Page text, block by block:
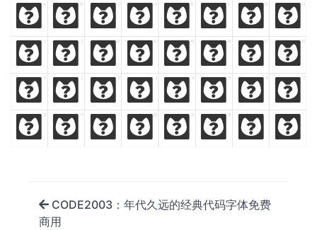
A
A B
B C
C D
D E
E F
F G
G H
H
I J
J K
K L M
M N
N O
O P
P
0
0 1
1 2
2 3
3 4
4 5
5 6
6 7
7
8
8 9
9 ! @
@ #
# $
$ , .
CODE2003：年代久远的经典代码字体免费
商用